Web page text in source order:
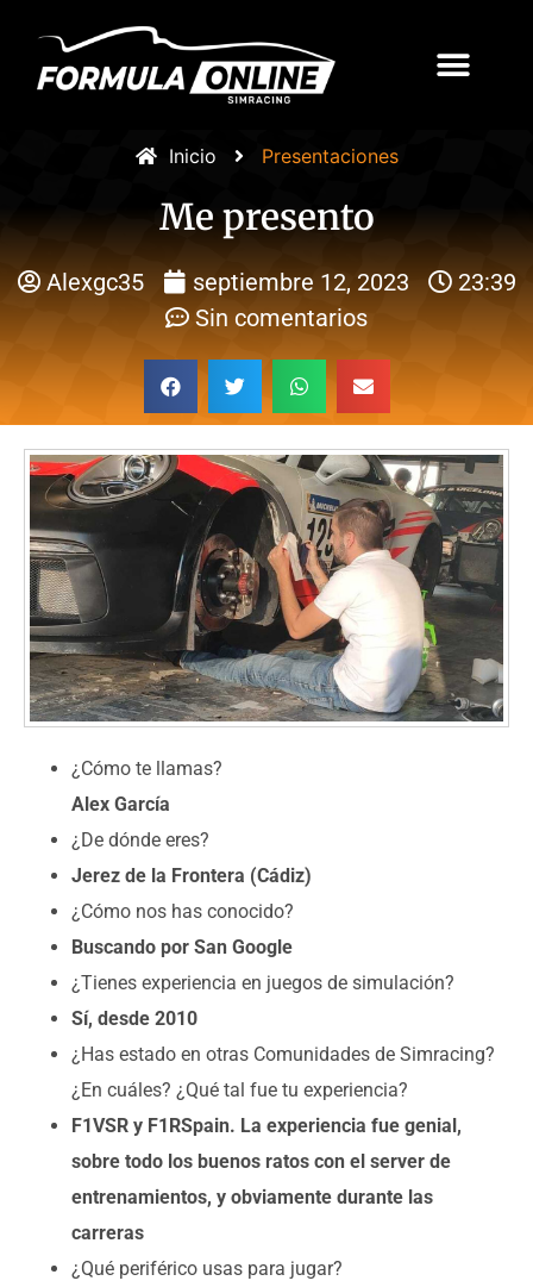
Inicio Presentaciones
Me presento
Alexgc35 septiembre 12, 2023
23:39
Sin comentarios
¿Cómo te llamas?
Alex García
¿De dónde eres?
Jerez de la Frontera (Cádiz)
¿Cómo nos has conocido?
Buscando por San Google
¿Tienes experiencia en juegos de simulación?
Sí, desde 2010
¿Has estado en otras Comunidades de Simracing?
¿En cuáles? ¿Qué tal fue tu experiencia?
F1VSR y F1RSpain. La experiencia fue genial,
sobre todo los buenos ratos con el server de
entrenamientos, y obviamente durante las
carreras
¿Qué periférico usas para jugar?